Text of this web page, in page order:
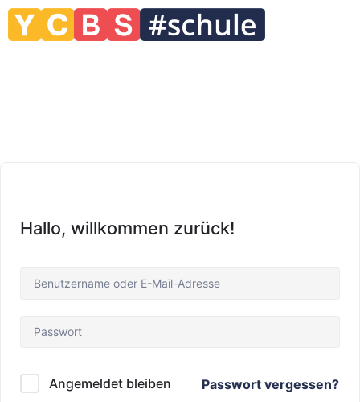
Hallo, willkommen zurück!
Angemeldet bleiben Passwort vergessen?